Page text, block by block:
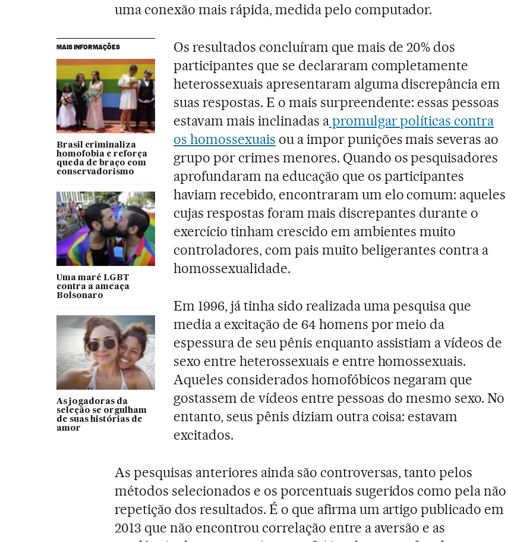
uma conexão mais rápida, medida pelo computador.
MAIS INFORMAÇÕES
Brasil criminaliza
homofobia e reforça
queda de braço com
conservadorismo
Uma maré LGBT
contra a ameaça
Bolsonaro
As jogadoras da
seleção se orgulham
de suas histórias de
amor
Os resultados concluíram que mais de 20% dos
participantes que se declararam completamente
heterossexuais apresentaram alguma discrepância em
suas respostas. E o mais surpreendente: essas pessoas
estavam mais inclinadas apromulgar políticas contra
os homossexuais ou a impor punições mais severas ao
grupo por crimes menores. Quando os pesquisadores
aprofundaram na educação que os participantes
haviam recebido, encontraram um elo comum: aqueles
cujas respostas foram mais discrepantes durante o
exercício tinham crescido em ambientes muito
controladores, com pais muito beligerantes contra a
homossexualidade.
Em 1996, já tinha sido realizada uma pesquisa que
media a excitação de 64 homens por meio da
espessura de seu pênis enquanto assistiam a vídeos de
sexo entre heterossexuais e entre homossexuais.
Aqueles considerados homofóbicos negaram que
gostassem de vídeos entre pessoas do mesmo sexo. No
entanto, seus pênis diziam outra coisa: estavam
excitados.
As pesquisas anteriores ainda são controversas, tanto pelos
métodos selecionados e os porcentuais sugeridos como pela não
repetição dos resultados. É o que afirmaum artigo publicado em
2013 que não encontrou correlação entre a aversão e as